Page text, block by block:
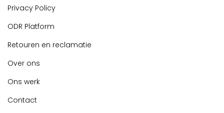
Privacy Policy
ODR Platform
Retouren en reclamatie
Over ons
Ons werk
Contact